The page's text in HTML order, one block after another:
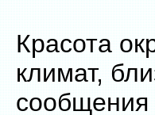
Красота
климат,
сообщения